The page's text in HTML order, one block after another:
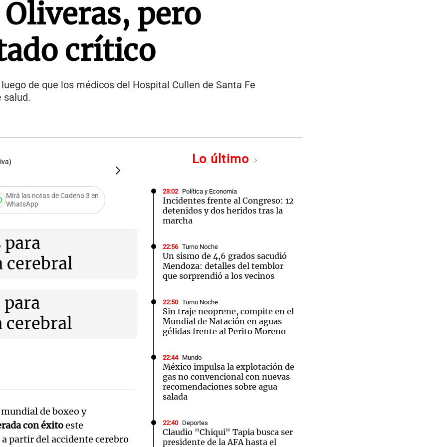
pero
crítico
de que los médicos del Hospital Cullen de Santa Fe
salud.
La "Locomotora" Oliveras sufrió un ACV.
Mirá las notas de Cadena 3 en
WhatsApp
cerebral
cerebral
de boxeo y
con éxitoeste
partir del accidente cerebro
Lo último
23:02 Política y Economía
Incidentes frente al Congreso: 12
detenidos y dos heridos tras la
marcha
22:56 Turno Noche
Un sismo de 4,6 grados sacudió
Mendoza: detalles del temblor
que sorprendió a los vecinos
22:50 Turno Noche
Sin traje neoprene, compite en el
Mundial de Natación en aguas
gélidas frente al Perito Moreno
22:44 Mundo
México impulsa la explotación de
gas no convencional con nuevas
recomendaciones sobre agua
salada
22:40 Deportes
Claudio "Chiqui" Tapia busca ser
presidente de la AFA hasta el
Cadena 3 Cadena 3 en Groenlandia